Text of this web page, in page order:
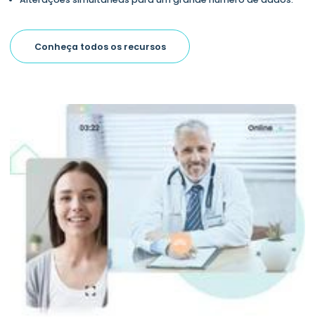
Conheça todos os recursos